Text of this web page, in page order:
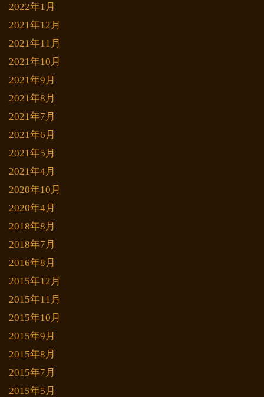
2022年1月
2021年12月
2021年11月
2021年10月
2021年9月
2021年8月
2021年7月
2021年6月
2021年5月
2021年4月
2020年10月
2020年4月
2018年8月
2018年7月
2016年8月
2015年12月
2015年11月
2015年10月
2015年9月
2015年8月
2015年7月
2015年5月